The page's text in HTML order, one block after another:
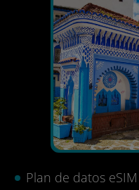
Plan de datos